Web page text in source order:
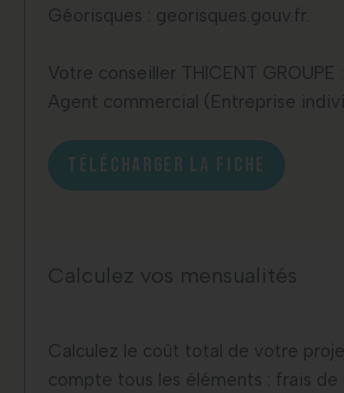
Géorisques : georisques.gouv.fr.
Votre conseiller THICENT GROUPE
Agent commercial (Entreprise
TÉLÉCHARGER LA FICHE
Calculez vos mensualités
Calculez le coût total de votre
compte tous les éléments : frais de